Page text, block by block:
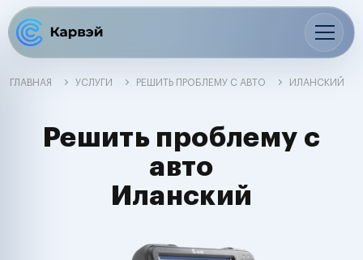
ГЛАВНАЯ УСЛУГИ РЕШИТЬ ПРОБЛЕМУ С АВТО ИЛАНСКИЙ
Решить проблему с
авто
Иланский